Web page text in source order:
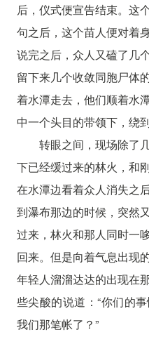
后，仪式便宣告结束。这
句之后，这个苗人便对着
说完之后，众人又磕了几
留下来几个收敛同胞尸体
着水潭走去，他们顺着水
中一个头目的带领下，绕
转眼之间，现场除了
下已经缓过来的林火，和
在水潭边看着众人消失之
到瀑布那边的时候，突然
过来，林火和那人同时一
回来。但是向着气息出现
年轻人溜溜达达的出现在
些尖酸的说道：“你们的
我们那笔帐了？”